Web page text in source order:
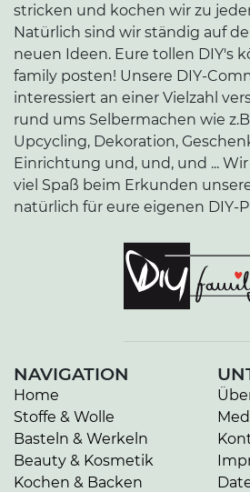
stricken und kochen wir zu
Natürlich sind wir ständig auf
neuen Ideen. Eure tollen DIY's
family posten! Unsere DIY-
interessiert an einer Vielzahl
rund ums Selbermachen wie
Upcycling, Dekoration,
Einrichtung und, und, und ...
viel Spaß beim Erkunden
natürlich für eure eigenen DIY-
NAVIGATION
Home
Stoffe & Wolle
Basteln & Werkeln
Beauty & Kosmetik
Kochen & Backen